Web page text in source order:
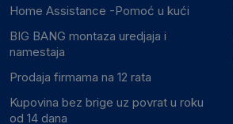
Home Assistance -Pomoć u kući
BIG BANG montaza uredjaja i
namestaja
Prodaja firmama na 12 rata
Kupovina bez brige uz povrat u roku
od 14 dana